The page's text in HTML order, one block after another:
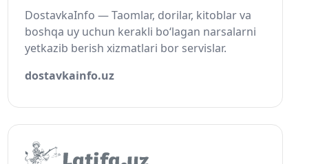
DostavkaInfo — Taomlar, dorilar, kitoblar va
boshqa uy uchun kerakli bo‘lagan narsalarni
yetkazib berish xizmatlari bor servislar.
dostavkainfo.uz